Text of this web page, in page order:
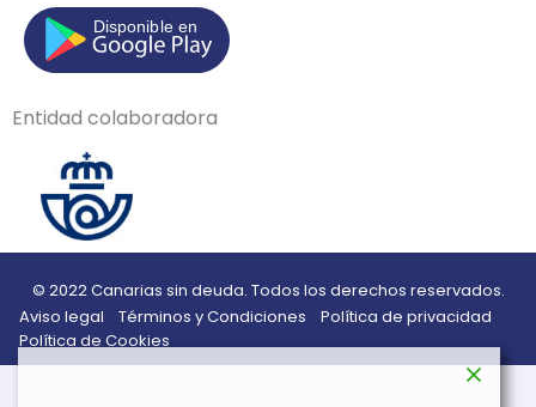
Entidad colaboradora
© 2022 Canarias sin deuda. Todos los derechos reservados.
Aviso legal
Términos y Condiciones
Política de privacidad
Política de Cookies